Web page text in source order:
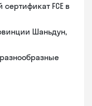
FCE в
Шаньдун,